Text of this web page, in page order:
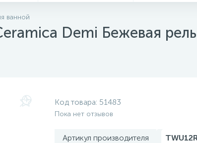
ванной
Demi Бежевая
Код товара: 51483
Пока нет отзывов
Артикул производителя